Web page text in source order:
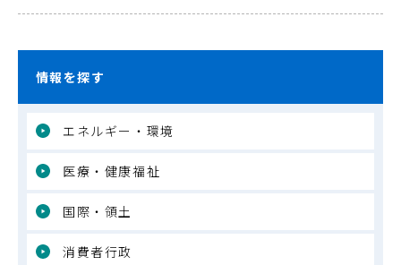
情報を探す
エネルギー・環境
医療・健康福祉
国際・領土
消費者行政